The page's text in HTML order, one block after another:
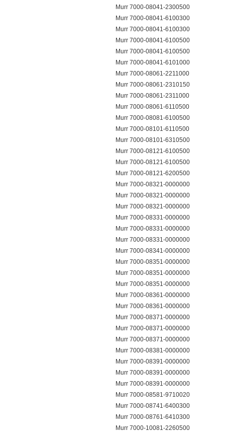
Murr 7000-08041-2300500
Murr 7000-08041-6100300
Murr 7000-08041-6100300
Murr 7000-08041-6100500
Murr 7000-08041-6100500
Murr 7000-08041-6101000
Murr 7000-08061-2211000
Murr 7000-08061-2310150
Murr 7000-08061-2311000
Murr 7000-08061-6110500
Murr 7000-08081-6100500
Murr 7000-08101-6110500
Murr 7000-08101-6310500
Murr 7000-08121-6100500
Murr 7000-08121-6100500
Murr 7000-08121-6200500
Murr 7000-08321-0000000
Murr 7000-08321-0000000
Murr 7000-08321-0000000
Murr 7000-08331-0000000
Murr 7000-08331-0000000
Murr 7000-08331-0000000
Murr 7000-08341-0000000
Murr 7000-08351-0000000
Murr 7000-08351-0000000
Murr 7000-08351-0000000
Murr 7000-08361-0000000
Murr 7000-08361-0000000
Murr 7000-08371-0000000
Murr 7000-08371-0000000
Murr 7000-08371-0000000
Murr 7000-08381-0000000
Murr 7000-08391-0000000
Murr 7000-08391-0000000
Murr 7000-08391-0000000
Murr 7000-08581-9710020
Murr 7000-08741-6400300
Murr 7000-08761-6410300
Murr 7000-10081-2260500